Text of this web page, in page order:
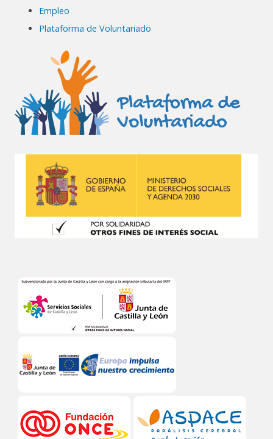
Empleo
Plataforma de Voluntariado